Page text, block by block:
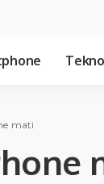
mati